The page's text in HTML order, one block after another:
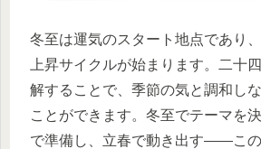
冬至は運気のスタート地点であり
上昇サイクルが始まります。二十
解することで、季節の気と調和し
ことができます。冬至でテーマを
で準備し、立春で動き出す――こ